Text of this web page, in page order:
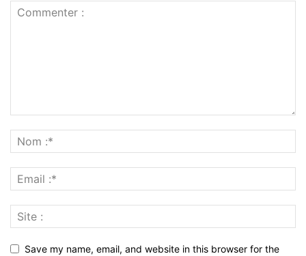
Save my name, email, and website in this browser for the